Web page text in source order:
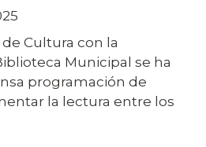
Cultura con la
Municipal se ha
programación de
la lectura entre los